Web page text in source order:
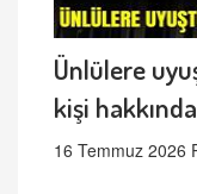
Ünlülere
kişi
16 Temmuz 2026